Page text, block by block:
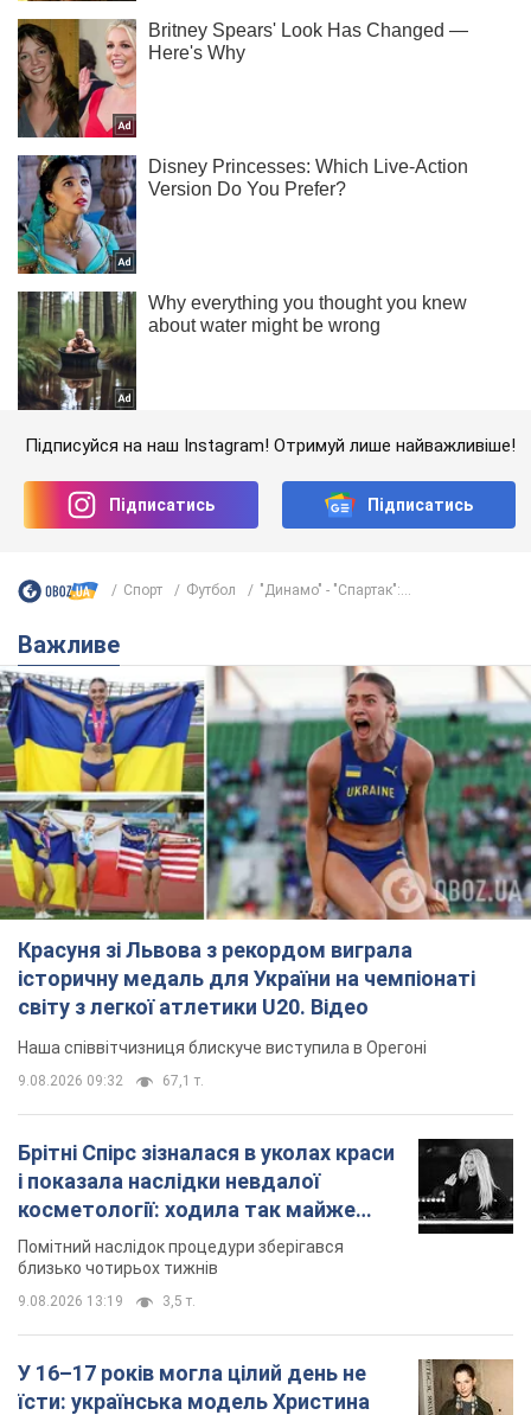
Підписуйся на наш Instagram! Отримуй лише найважливіше!
Підписатись Підписатись
Спорт Футбол "Динамо" - "Спартак":...
Важливе
Красуня зі Львова з рекордом виграла
історичну медаль для України на чемпіонаті
світу з легкої атлетики U20. Відео
Наша співвітчизниця блискуче виступила в Орегоні
9.08.2026 09:32 67,1 т.
Брітні Спірс зізналася в уколах краси
і показала наслідки невдалої
косметології: ходила так майже
місяць
Помітний наслідок процедури зберігався
близько чотирьох тижнів
9.08.2026 13:19 3,5 т.
У 16–17 років могла цілий день не
їсти: українська модель Христина